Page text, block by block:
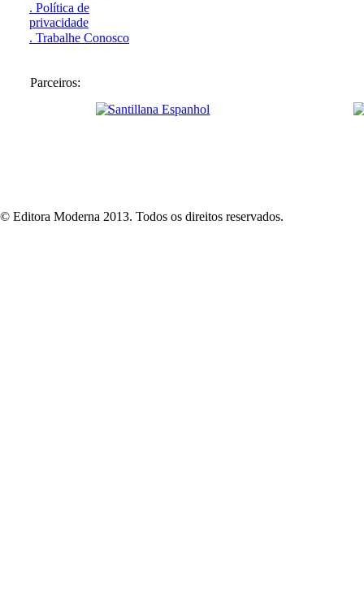
. Política de
privacidade
. Trabalhe Conosco
Parceiros:
© Editora Moderna 2013. Todos os direitos reservados.